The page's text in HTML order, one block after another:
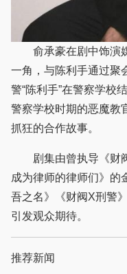
俞承豪在剧中饰演媒
一角，与陈利手通过聚
警“陈利手”在警察学校
警察学校时期的恶魔教
抓狂的合作故事。
剧集由曾执导《财阀
成为律师的律师们》的
吾之名》《财阀X刑警
引发观众期待。
推荐新闻